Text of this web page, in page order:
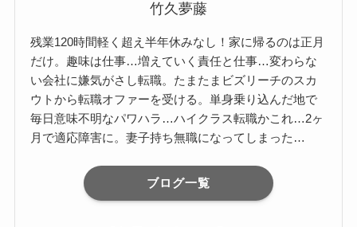
竹久夢藤
残業120時間軽く超え半年休みなし！家に帰るのは正月
だけ。趣味は仕事…増えていく責任と仕事…変わらな
い会社に嫌気がさし転職。たまたまビズリーチのスカ
ウトから転職オファーを受ける。単身乗り込んだ地で
毎日意味不明なパワハラ…ハイクラス転職かこれ…2ヶ
月で適応障害に。妻子持ち無職になってしまった…
ブログ一覧